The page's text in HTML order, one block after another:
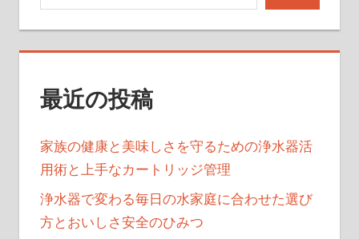
ョ
ン
最近の投稿
家族の健康と美味しさを守るための浄水器活
用術と上手なカートリッジ管理
浄水器で変わる毎日の水家庭に合わせた選び
方とおいしさ安全のひみつ